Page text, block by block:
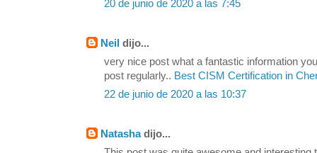
20 de junio de 2020 a las 7:45
Neil dijo...
very nice post what a fantastic information
post regularly.. Best CISM Certification in
22 de junio de 2020 a las 10:37
Natashadijo...